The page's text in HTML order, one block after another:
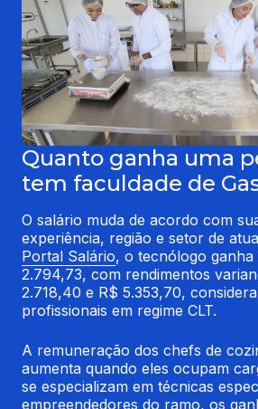
Quanto ganha uma
tem faculdade de
O salário muda de acordo com
Portal Salário, o tecnólogo ganha
2.794,73, com rendimentos
2.718,40 e R$ 5.353,70,
profissionais em regime CLT.
A remuneração dos chefs de
aumenta quando eles ocupam
se especializam em técnicas
empreendedores do ramo, os